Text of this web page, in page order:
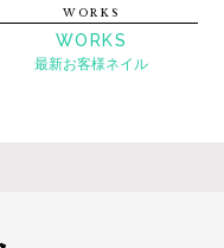
WORKS
WORKS
最新お客様ネイル